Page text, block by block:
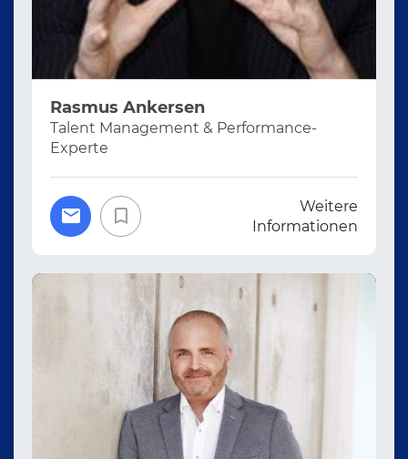
Rasmus Ankersen
Talent Management & Performance-
Experte
Weitere
Informationen